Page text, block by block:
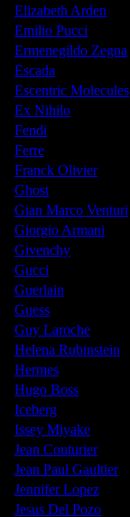
Elizabeth Arden
Emilio Pucci
Ermenegildo Zegna
Escada
Escentric Molecules
Ex Nihilo
Fendi
Ferre
Franck Olivier
Ghost
Gian Marco Venturi
Giorgio Armani
Givenchy
Gucci
Guerlain
Guess
Guy Laroche
Helena Rubinstein
Hermes
Hugo Boss
Iceberg
Issey Miyake
Jean Couturier
Jean Paul Gaultier
Jennifer Lopez
Jesus Del Pozo